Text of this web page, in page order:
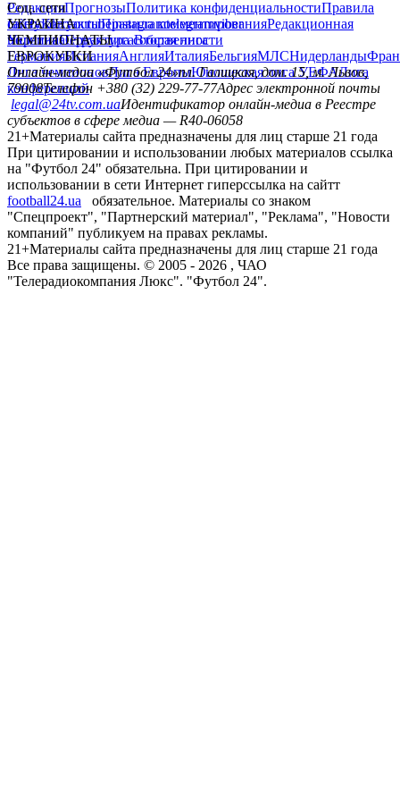
РедакцияПрогнозыПолитика конфиденциальностиПравила
сайтуКонтактыПравила комментированияРедакционная
политикаСтруктура собственности
Соц. сети
facebookxyoutubeinstagramtelegramviber
УКРАИНА
УкраинаПервая лигаВторая лига
ЧЕМПИОНАТЫ
ГерманияИспанияАнглияИталияБельгияМЛСНидерланды
ЕВРОКУБКИ
Лига чемпионовЛига ЕвропыЮношеская лига УЕФАЛига
конференций
Онлайн-медиа «Футбол 24»пл. Галицкая, дом. 15, м. Львов,
79008Телефон +380 (32) 229-77-77Адрес электронной почты
legal@24tv.com.uaИдентификатор онлайн-медиа в Реестре
субъектов в сфере медиа — R40-06058
21+Материалы сайта предназначены для лиц старше 21 года
При цитировании и использовании любых материалов ссылка
на "Футбол 24" обязательна. При цитировании и
использовании в сети Интернет гиперссылка на сайтт
football24.ua
обязательное. Материалы со знаком
"Спецпроект", "Партнерский материал", "Реклама", "Новости
компаний" публикуем на правах рекламы.
21+Материалы сайта предназначены для лиц старше 21 года
Все права защищены. © 2005 - 2026 , ЧАО
"Телерадиокомпания Люкс". "Футбол 24".